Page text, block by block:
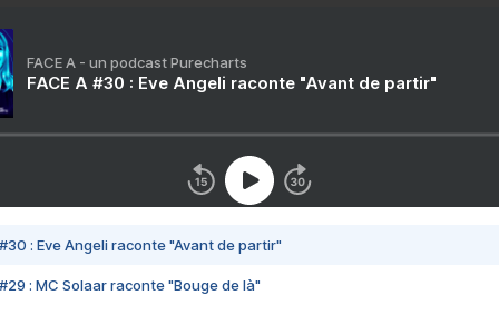
FACE A - un podcast Purecharts
FACE A #30 : Eve Angeli raconte "Avant de partir"
#30 : Eve Angeli raconte "Avant de partir"
#29 : MC Solaar raconte "Bouge de là"